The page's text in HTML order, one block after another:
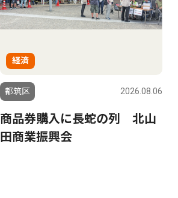
経済
都筑区 2026.08.06
商品券購入に長蛇の列 北山
田商業振興会